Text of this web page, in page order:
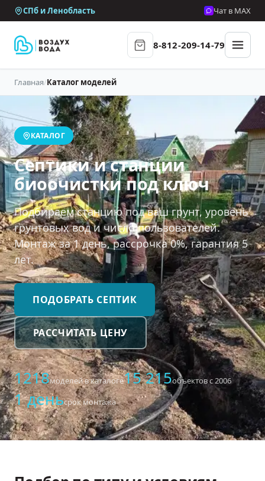
СПб и Ленобласть Чат в MAX
8-812-209-14-79
Главная/Каталог моделей
КАТАЛОГ
Септики и станции
биоочистки под ключ
Подбираем станцию под ваш грунт, уровень
грунтовых вод и число пользователей.
Монтаж за 1 день, рассрочка 0%, гарантия 5
лет.
ПОДОБРАТЬ СЕПТИК
РАССЧИТАТЬ ЦЕНУ
1218моделей в каталоге15 215объектов с 2006
1 деньсрок монтажа